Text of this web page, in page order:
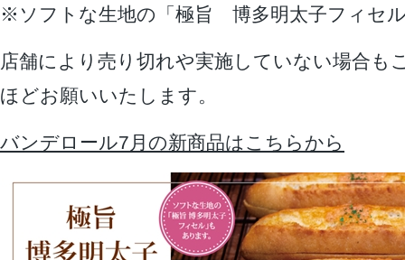
※ソフトな生地の「極旨 博多明太子フィセ
店舗により売り切れや実施していない場合も
ほどお願いいたします。
バンデロール7月の新商品はこちらから